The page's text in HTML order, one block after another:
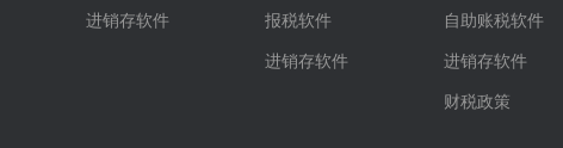
进销存软件
报税软件
进销存软件
自助账税软件
进销存软件
财税政策